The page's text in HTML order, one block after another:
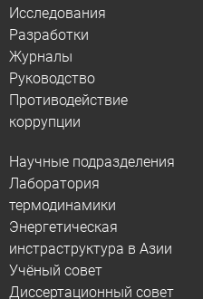
Исследования
Разработки
Журналы
Руководство
Противодействие
коррупции
Научные подразделения
Лаборатория
термодинамики
Энергетическая
инстраструктура в Азии
Учёный совет
Диссертационный совет